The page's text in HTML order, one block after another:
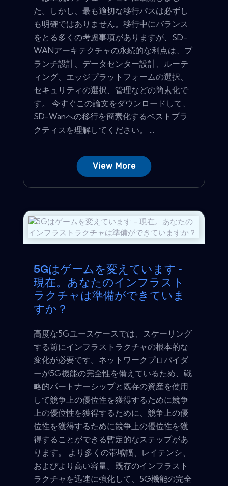
た。しかし、最も適切な移行パスは必ずし
も明確ではありません。移行中にバランス
をとる多くの考慮事項がありますが、SD-
WANアーキテクチャの永続的な利点は、ブ
ランチ設計、データセンター設計、ルーテ
ィング、エッジプラットフォームの選択、
セキュリティの選択、管理などの簡素化で
す。 今すぐこの論文をダウンロードして、
SD-Wanへの移行を簡素化するベストプラ
クティスを理解してください。 ...
View More
5Gはゲームを変えています -
現在。あなたのインフラスト
ラクチャは準備ができていま
すか？
高度な5Gユースケースでは、スケーリング
する前にインフラストラクチャの根本的な
変化が必要です。ネットワークプロバイダ
ーが5G機能の完全性を備えているため、戦
略的パートナーシップと既存の資産を使用
して競争上の優位性を獲得するために競争
上の優位性を獲得するために、競争上の優
位性を獲得するために競争上の優位性を獲
得することができる暫定的なステップがあ
ります。 より多くの帯域幅、レイテンシ、
およびより高い容量。既存のインフラスト
ラクチャを迅速に強化して、5G機能の完全